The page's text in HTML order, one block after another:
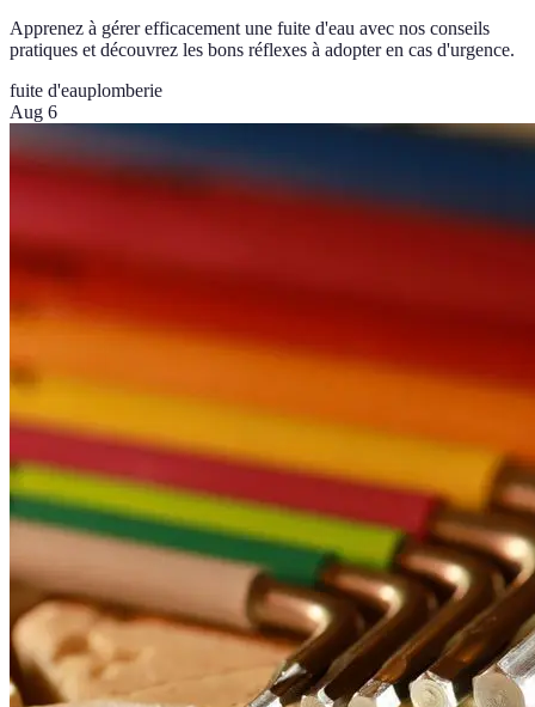
Apprenez à gérer efficacement une fuite d'eau avec nos conseils
pratiques et découvrez les bons réflexes à adopter en cas d'urgence.
fuite d'eauplomberie
Aug 6